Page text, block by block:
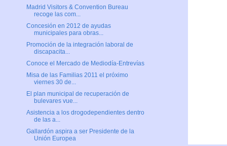
Madrid Visitors & Convention Bureau
recoge las com...
Concesión en 2012 de ayudas
municipales para obras...
Promoción de la integración laboral de
discapacita...
Conoce el Mercado de Mediodía-Entrevías
Misa de las Familias 2011 el próximo
viernes 30 de...
El plan municipal de recuperación de
bulevares vue...
Asistencia a los drogodependientes dentro
de las a...
Gallardón aspira a ser Presidente de la
Unión Europea